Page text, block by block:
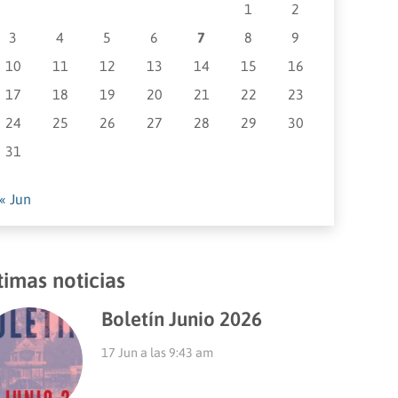
1
2
3
4 5 6 7 8
9
10
11 12 13 14 15
16
17
18 19 20 21 22
23
24
25 26 27 28 29
30
31
« Jun
noticias
Boletín Junio 2026
17 Jun a las 9:43 am